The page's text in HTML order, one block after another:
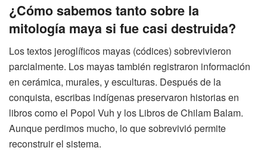
¿Cómo sabemos tanto sobre la
mitología maya si fue casi destruida?
Los textos jeroglíficos mayas (códices) sobrevivieron
parcialmente. Los mayas también registraron información
en cerámica, murales, y esculturas. Después de la
conquista, escribas indígenas preservaron historias en
libros como el Popol Vuh y los Libros de Chilam Balam.
Aunque perdimos mucho, lo que sobrevivió permite
reconstruir el sistema.